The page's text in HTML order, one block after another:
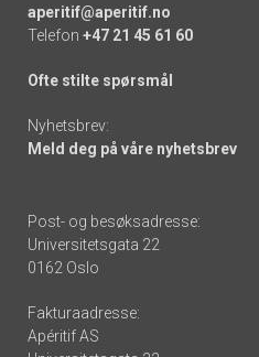
aperitif@aperitif.no
Telefon +47 21 45 61 60
Ofte stilte spørsmål
Nyhetsbrev:
Meld deg på våre nyhetsbrev
Post- og besøksadresse:
Universitetsgata 22
0162 Oslo
Fakturaadresse:
Apéritif AS